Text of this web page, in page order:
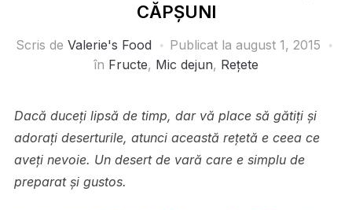
CĂPȘUNI
Scris de Valerie's Food Publicat la august 1, 2015
în Fructe, Mic dejun, Rețete
Dacă duceți lipsă de timp, dar vă place să gătiți și
adorați deserturile, atunci această rețetă e ceea ce
aveți nevoie. Un desert de vară care e simplu de
preparat și gustos.